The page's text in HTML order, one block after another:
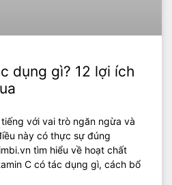
dụng gì? 12 lợi ích
với vai trò ngăn ngừa và
này có thực sự đúng
tìm hiểu về hoạt chất
C có tác dụng gì, cách bổ